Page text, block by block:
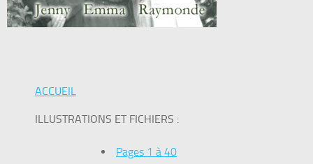
ACCUEIL
ILLUSTRATIONS ET FICHIERS :
Pages 1 à 40